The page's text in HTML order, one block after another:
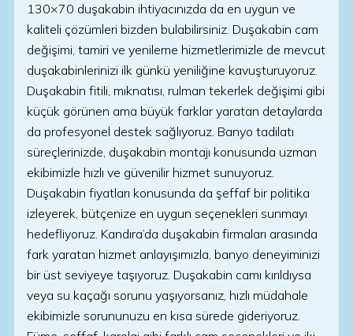
130×70 duşakabin ihtiyacınızda da en uygun ve
kaliteli çözümleri bizden bulabilirsiniz. Duşakabin cam
değişimi, tamiri ve yenileme hizmetlerimizle de mevcut
duşakabinlerinizi ilk günkü yeniliğine kavuşturuyoruz.
Duşakabin fitili, mıknatısı, rulman tekerlek değişimi gibi
küçük görünen ama büyük farklar yaratan detaylarda
da profesyonel destek sağlıyoruz. Banyo tadilatı
süreçlerinizde, duşakabin montajı konusunda uzman
ekibimizle hızlı ve güvenilir hizmet sunuyoruz.
Duşakabin fiyatları konusunda da şeffaf bir politika
izleyerek, bütçenize en uygun seçenekleri sunmayı
hedefliyoruz. Kandıra’da duşakabin firmaları arasında
fark yaratan hizmet anlayışımızla, banyo deneyiminizi
bir üst seviyeye taşıyoruz. Duşakabin camı kırıldıysa
veya su kaçağı sorunu yaşıyorsanız, hızlı müdahale
ekibimizle sorununuzu en kısa sürede gideriyoruz.